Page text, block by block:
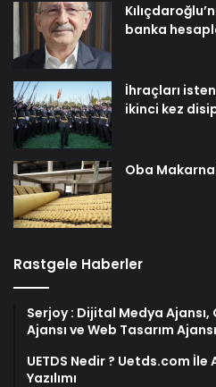
banka
İhraçları
ikinci kez
Oba
Rastgele Haberler
Serjoy : Dijital Medya Ajansı,
Ajansı ve Web Tasarım Ajansı
UETDS Nedir ? Uetds.com İle
Yazılımı